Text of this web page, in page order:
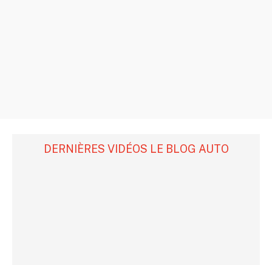
DERNIÈRES VIDÉOS LE BLOG AUTO